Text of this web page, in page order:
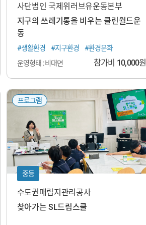
사단법인 국제위러브유운동본부
지구의 쓰레기통을 비우는 클린월드운
동
#생활환경 #지구환경
#환경문화
운영형태 : 비대면
참가비 10,000원
프로그램
중등
수도권매립지관리공사
찾아가는 SL드림스쿨